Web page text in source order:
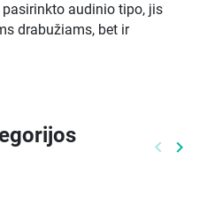
audinio tipo, jis
drabužiams, bet ir
keyboard_arrow_left keyboard_arrow_right